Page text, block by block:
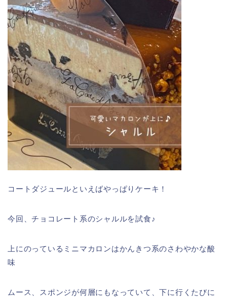
コートダジュールといえばやっぱりケーキ！
今回、チョコレート系のシャルルを試食♪
上にのっているミニマカロンはかんきつ系のさわやかな酸
味
ムース、スポンジが何層にもなっていて、下に行くたびに